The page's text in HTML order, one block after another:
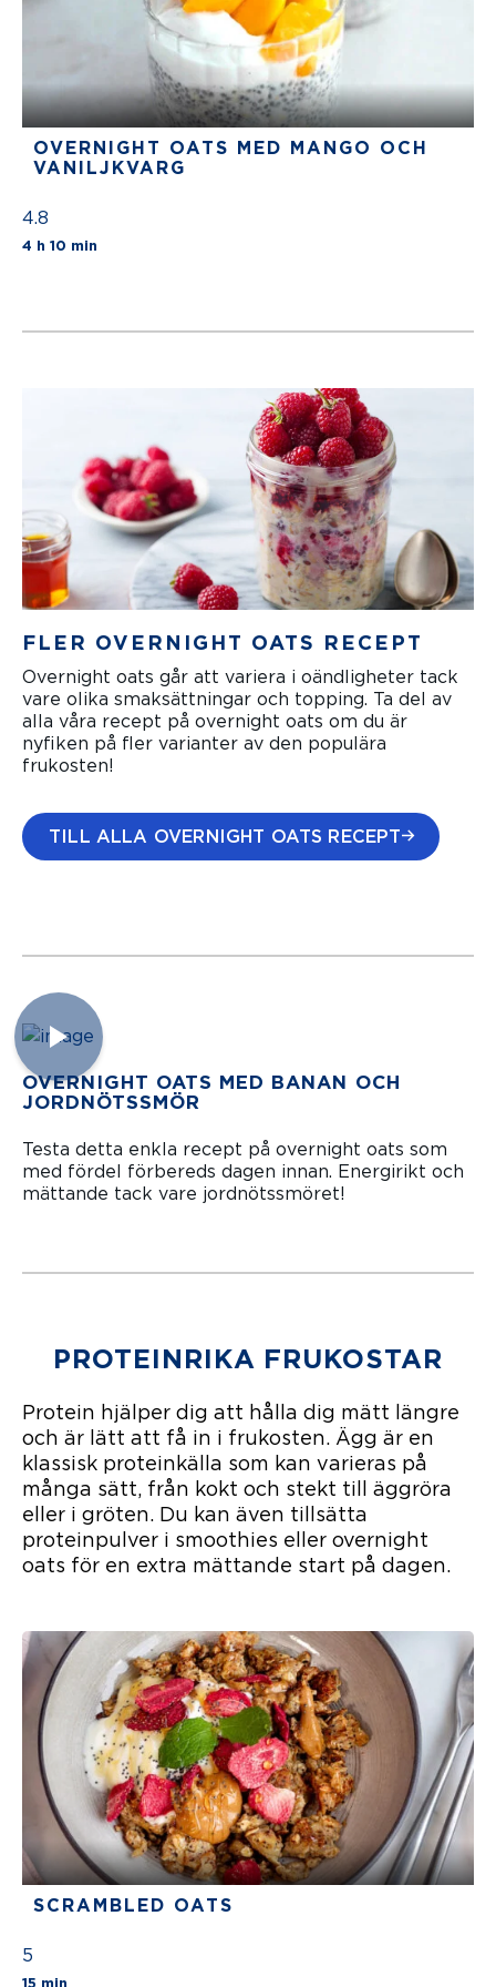
ÖTS
OC
H
PR
OTE
INP
minThe average star rating for this recipe is
minThe average star
OVERNIGHT OATS MED MANGO OCH
VANILJKVARG
4.8
4 h 10 min
FLER OVERNIGHT OATS RECEPT
Overnight oats går att variera i oändligheter tack
vare olika smaksättningar och topping. Ta del av
alla våra recept på overnight oats om du är
nyfiken på fler varianter av den populära
frukosten!
TILL ALLA OVERNIGHT OATS RECEPT
OVERNIGHT OATS MED BANAN OCH
JORDNÖTSSMÖR
Testa detta enkla recept på overnight oats som
med fördel förbereds dagen innan. Energirikt och
mättande tack vare jordnötssmöret!
PROTEINRIKA FRUKOSTAR
Protein hjälper dig att hålla dig mätt längre
och är lätt att få in i frukosten. Ägg är en
klassisk proteinkälla som kan varieras på
många sätt, från kokt och stekt till äggröra
eller i gröten. Du kan även tillsätta
proteinpulver i smoothies eller overnight
oats för en extra mättande start på dagen.
SCRAMBLED OATS
5
15 min